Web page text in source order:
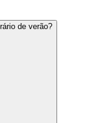
de verão?